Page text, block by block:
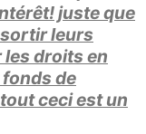
juste que
leurs
droits en
de
ceci est un